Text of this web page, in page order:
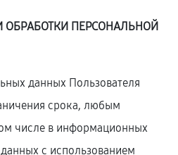
ОБРАБОТКИ ПЕРСОНАЛЬНОЙ
данных Пользователя
срока, любым
числе в информационных
с использованием